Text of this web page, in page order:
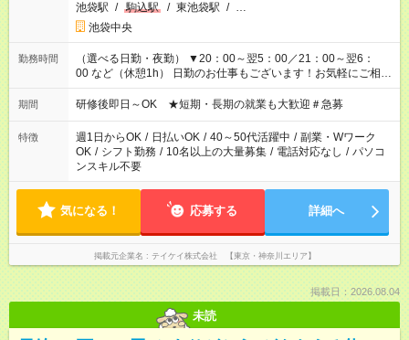
池袋駅 / 駒込駅 / 東池袋駅 / …
池袋中央
勤務時間
（選べる日勤・夜勤） ▼20：00～翌5：00／21：00～翌6：
00 など（休憩1h） 日勤のお仕事もございます！お気軽にご相談
ください！
期間 研修後即日～OK ★短期・長期の就業も大歓迎＃急募
特徴 週1日からOK / 日払いOK / 40～50代活躍中 / 副業・Wワーク
OK / シフト勤務 / 10名以上の大量募集 / 電話対応なし / パソコ
ンスキル不要
気になる！ 応募する 詳細へ
掲載元企業名 テイケイ株式会社 【東京・神奈川エリア】
掲載日：2026.08.04
未読